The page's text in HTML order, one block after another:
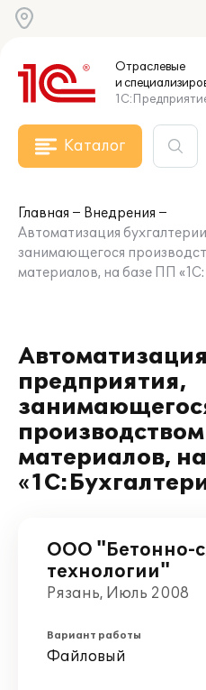
Отраслевые
и
Каталог
Главная
Внедрения
Автоматизация
занимающегося
материалов, на базе ПП
предприятия,
материалов,
ООО "Бетонно-
технологии"
Рязань, Июль 2008
Вариант работы
Файловый